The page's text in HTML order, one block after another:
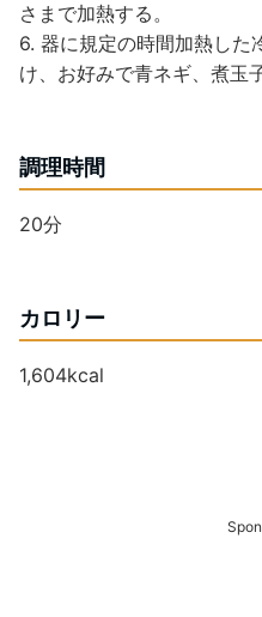
さまで加熱する。
6. 器に規定の時間加熱し
け、お好みで青ネギ、煮玉
調理時間
20分
カロリー
1,604kcal